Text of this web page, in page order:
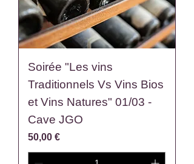
Soirée "Les vins
Traditionnels Vs Vins Bios
et Vins Natures" 01/03 -
Cave JGO
Prix
50,00 €